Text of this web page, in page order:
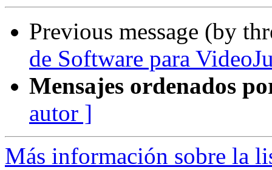
Previous message (by
de Software para
Mensajes ordenados
autor ]
Más información sobre la